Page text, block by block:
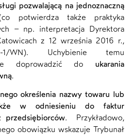
pozwalającą na jednoznaczną
potwierdza także praktyka
– np. interpretacja Dyrektora
z 12 września 2016 r.,
1/WN). Uchybienie temu
doprowadzić do ukarania
.
określenia nazwy towaru lub
w odniesieniu do faktur
przedsiębiorców.
Przykładowo,
obowiązku wskazuje Trybunał